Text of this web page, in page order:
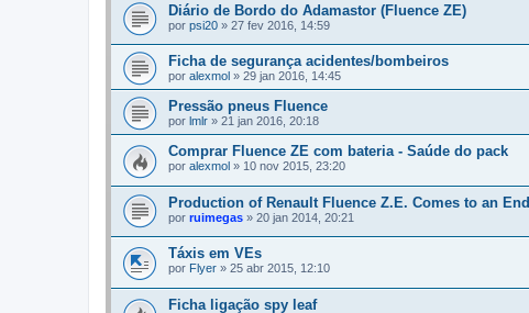
Diário de Bordo do Adamastor (Fluence ZE)
por psi20 » 27 fev 2016, 14:59
Ficha de segurança acidentes/bombeiros
por alexmol » 29 jan 2016, 14:45
Pressão pneus Fluence
por lmlr » 21 jan 2016, 20:18
Comprar Fluence ZE com bateria - Saúde do pack
por alexmol » 10 nov 2015, 23:20
Production of Renault Fluence Z.E. Comes to an End
por ruimegas » 20 jan 2014, 20:21
Táxis em VEs
por Flyer » 25 abr 2015, 12:10
Ficha ligação spy leaf